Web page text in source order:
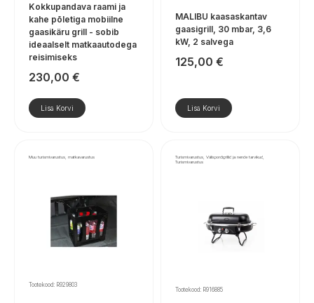
Kokkupandava raami ja
kahe põletiga mobiilne
gaasikäru grill - sobib
ideaalselt matkaautodega
reisimiseks
230,00 €
Lisa Korvi
MALIBU kaasaskantav
gaasigrill, 30 mbar, 3,6
kW, 2 salvega
125,00 €
Lisa Korvi
Muu turismivarustus, matkavarustus
Tootekood: R929803
Turismivarustus, Välispordigrillid ja nende tarvikud,
Turismivarustus
Tootekood: R916885